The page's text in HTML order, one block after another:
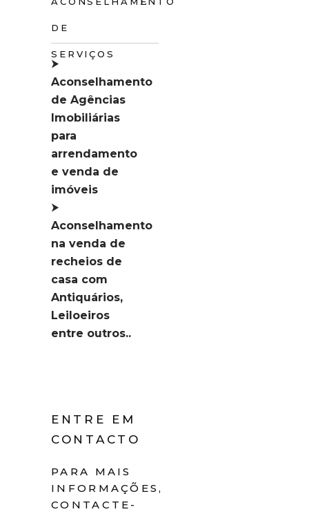
DE
SERVIÇOS
⮞
Aconselhamento
de Agências
Imobiliárias
para
arrendamento
e venda de
imóveis
⮞
Aconselhamento
na venda de
recheios de
casa com
Antiquários,
Leiloeiros
entre outros..
ENTRE EM
CONTACTO
PARA MAIS
INFORMAÇÕES,
CONTACTE-